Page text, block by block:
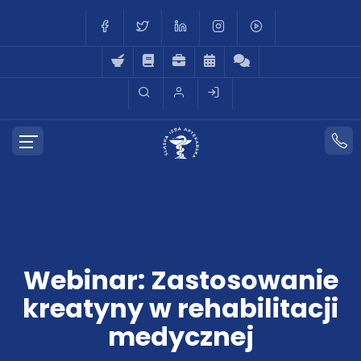
Webinar: Zastosowanie
kreatyny w rehabilitacji
medycznej